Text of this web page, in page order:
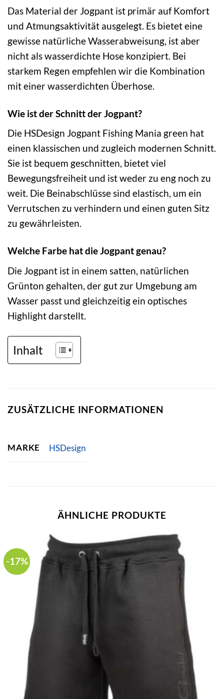
Das Material der Jogpant ist primär auf Komfort
und Atmungsaktivität ausgelegt. Es bietet eine
gewisse natürliche Wasserabweisung, ist aber
nicht als wasserdichte Hose konzipiert. Bei
starkem Regen empfehlen wir die Kombination
mit einer wasserdichten Überhose.
Wie ist der Schnitt der Jogpant?
Die HSDesign Jogpant Fishing Mania green hat
einen klassischen und zugleich modernen Schnitt.
Sie ist bequem geschnitten, bietet viel
Bewegungsfreiheit und ist weder zu eng noch zu
weit. Die Beinabschlüsse sind elastisch, um ein
Verrutschen zu verhindern und einen guten Sitz
zu gewährleisten.
Welche Farbe hat die Jogpant genau?
Die Jogpant ist in einem satten, natürlichen
Grünton gehalten, der gut zur Umgebung am
Wasser passt und gleichzeitig ein optisches
Highlight darstellt.
Inhalt
ZUSÄTZLICHE INFORMATIONEN
MARKE HSDesign
ÄHNLICHE PRODUKTE
-17%